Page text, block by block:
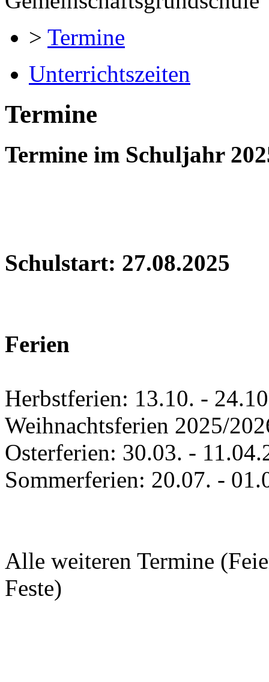
> Termine
Unterrichtszeiten
Termine
Termine im Schuljahr
Schulstart: 27.08.2025
Ferien
Herbstferien: 13.10. -
Weihnachtsferien 2025/
Osterferien: 30.03. -
Sommerferien: 20.07. -
Alle weiteren Termine
Feste)